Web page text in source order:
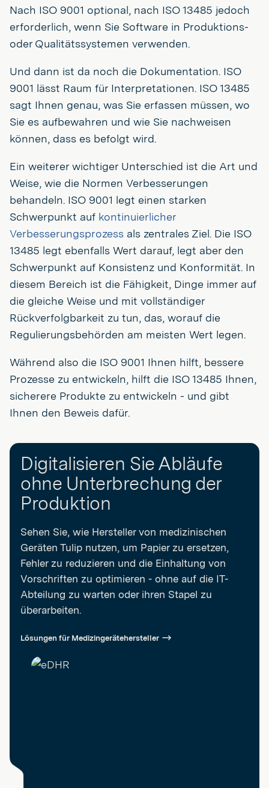
Nach ISO 9001 optional, nach ISO 13485 jedoch
erforderlich, wenn Sie Software in Produktions-
oder Qualitätssystemen verwenden.
Und dann ist da noch die Dokumentation. ISO
9001 lässt Raum für Interpretationen. ISO 13485
sagt Ihnen genau, was Sie erfassen müssen, wo
Sie es aufbewahren und wie Sie nachweisen
können, dass es befolgt wird.
Ein weiterer wichtiger Unterschied ist die Art und
Weise, wie die Normen Verbesserungen
behandeln. ISO 9001 legt einen starken
Schwerpunkt auf kontinuierlicher
Verbesserungsprozess als zentrales Ziel. Die ISO
13485 legt ebenfalls Wert darauf, legt aber den
Schwerpunkt auf Konsistenz und Konformität. In
diesem Bereich ist die Fähigkeit, Dinge immer auf
die gleiche Weise und mit vollständiger
Rückverfolgbarkeit zu tun, das, worauf die
Regulierungsbehörden am meisten Wert legen.
Während also die ISO 9001 Ihnen hilft, bessere
Prozesse zu entwickeln, hilft die ISO 13485 Ihnen,
sicherere Produkte zu entwickeln - und gibt
Ihnen den Beweis dafür.
Digitalisieren Sie Abläufe
ohne Unterbrechung der
Produktion
Sehen Sie, wie Hersteller von medizinischen
Geräten Tulip nutzen, um Papier zu ersetzen,
Fehler zu reduzieren und die Einhaltung von
Vorschriften zu optimieren - ohne auf die IT-
Abteilung zu warten oder ihren Stapel zu
überarbeiten.
Lösungen für Medizingerätehersteller